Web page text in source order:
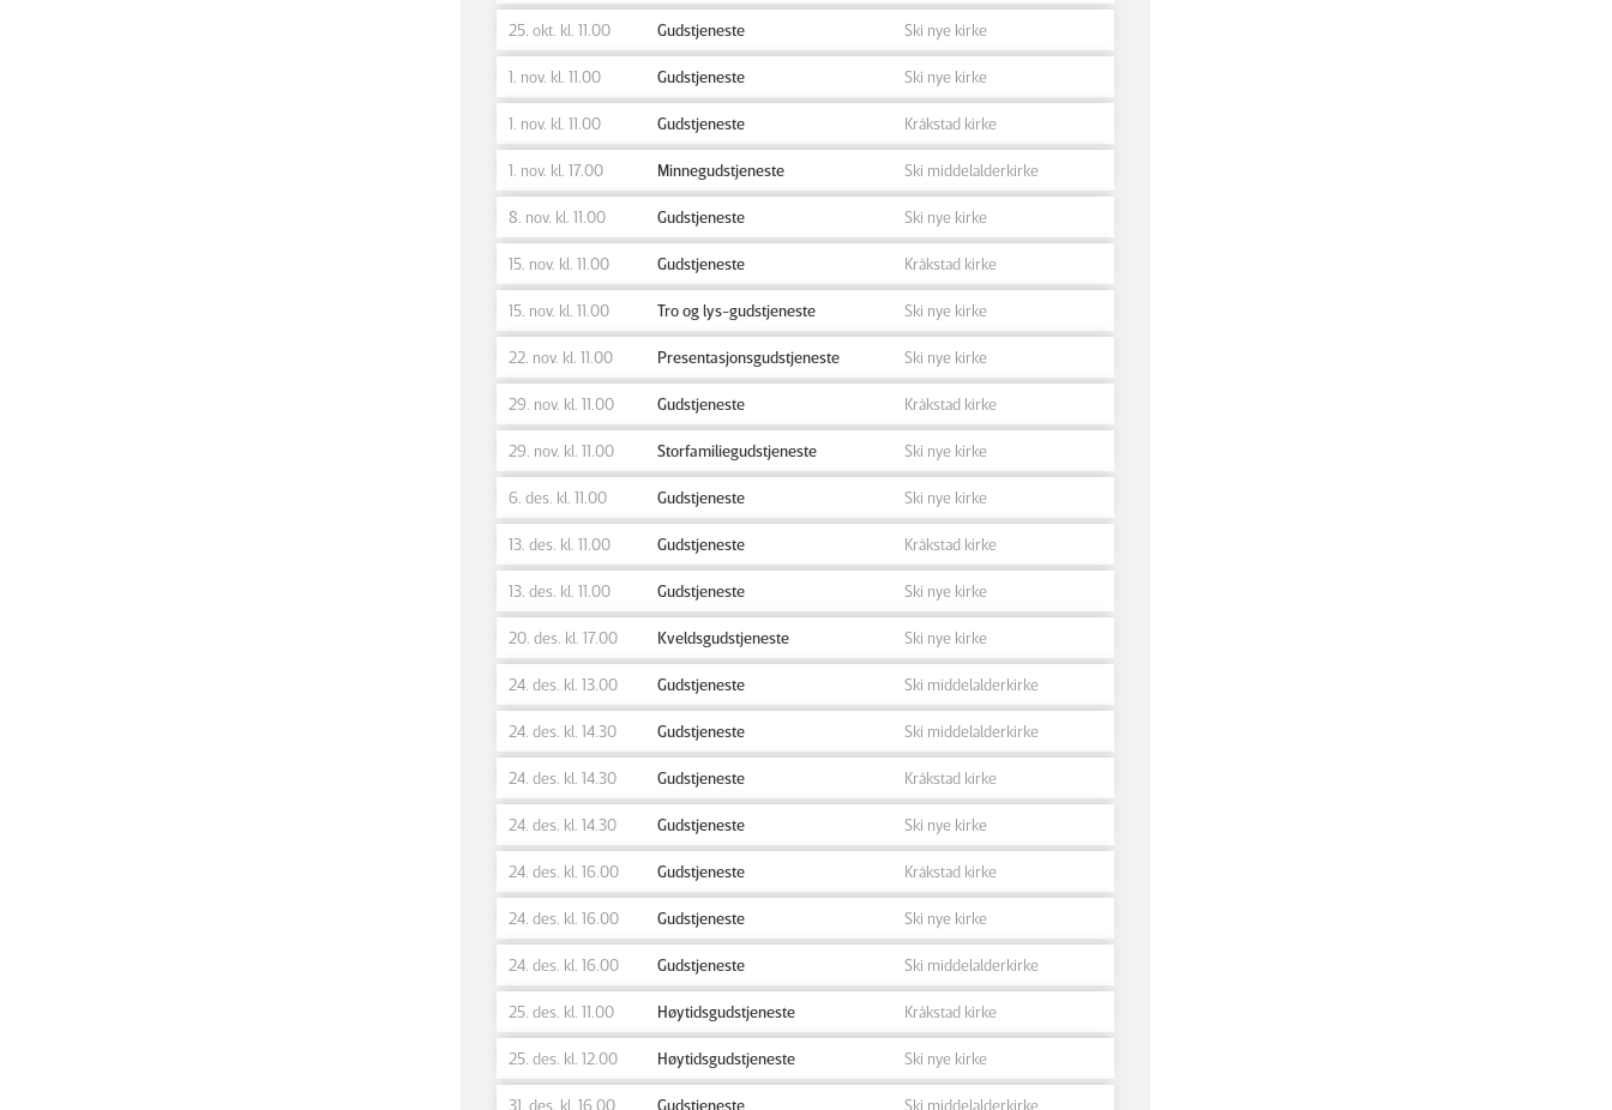
25. okt. kl. 11.00 Gudstjeneste Ski nye kirke
1. nov. kl. 11.00 Gudstjeneste Ski nye kirke
1. nov. kl. 11.00 Gudstjeneste Kråkstad kirke
1. nov. kl. 17.00 Minnegudstjeneste Ski middelalderkirke
8. nov. kl. 11.00 Gudstjeneste Ski nye kirke
15. nov. kl. 11.00 Gudstjeneste Kråkstad kirke
15. nov. kl. 11.00 Tro og lys-gudstjeneste Ski nye kirke
22. nov. kl. 11.00 Presentasjonsgudstjeneste Ski nye kirke
29. nov. kl. 11.00 Gudstjeneste Kråkstad kirke
29. nov. kl. 11.00 Storfamiliegudstjeneste Ski nye kirke
6. des. kl. 11.00 Gudstjeneste Ski nye kirke
13. des. kl. 11.00 Gudstjeneste Kråkstad kirke
13. des. kl. 11.00 Gudstjeneste Ski nye kirke
20. des. kl. 17.00 Kveldsgudstjeneste Ski nye kirke
24. des. kl. 13.00 Gudstjeneste Ski middelalderkirke
24. des. kl. 14.30 Gudstjeneste Ski middelalderkirke
24. des. kl. 14.30 Gudstjeneste Kråkstad kirke
24. des. kl. 14.30 Gudstjeneste Ski nye kirke
24. des. kl. 16.00 Gudstjeneste Kråkstad kirke
24. des. kl. 16.00 Gudstjeneste Ski nye kirke
24. des. kl. 16.00 Gudstjeneste Ski middelalderkirke
25. des. kl. 11.00 Høytidsgudstjeneste Kråkstad kirke
25. des. kl. 12.00 Høytidsgudstjeneste Ski nye kirke
31. des. kl. 16.00 Gudstjeneste Ski middelalderkirke